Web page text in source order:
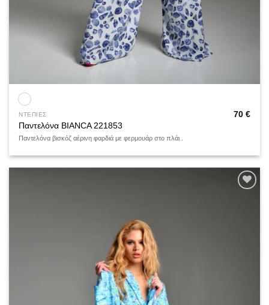
ΝΤΕΠΙΕΣ
Παντελόνα BIANCA 221853
70 €
Παντελόνα βισκόζ αέρινη φαρδιά με φερμουάρ στο πλάι .